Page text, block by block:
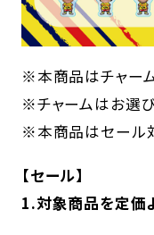
※本商品はチャー
※チャームはお選
※本商品はセール
【セール】
1.対象商品を定価